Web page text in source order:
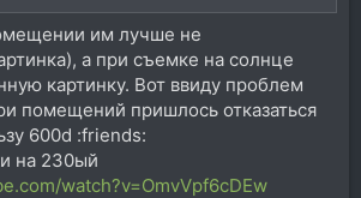
им лучше не
а при съемке на солнце
картинку. Вот ввиду проблем
помещений пришлось отказаться
600d :friends:
на 230ый
watch?v=OmvVpf6cDEw